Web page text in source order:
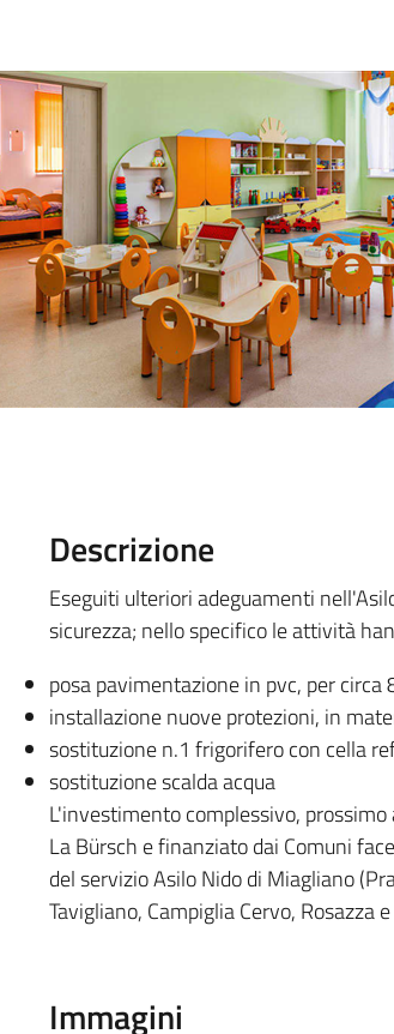
Descrizione
Eseguiti ulteriori adeguamenti
sicurezza; nello specifico le attività
posa pavimentazione in pvc, per circa
installazione nuove protezioni, in
sostituzione n.1 frigorifero con cella
sostituzione scalda acqua
L'investimento complessivo,
La Bürsch e finanziato dai Comuni
del servizio Asilo Nido di Miagliano
Tavigliano, Campiglia Cervo, Rosazza
Immagini